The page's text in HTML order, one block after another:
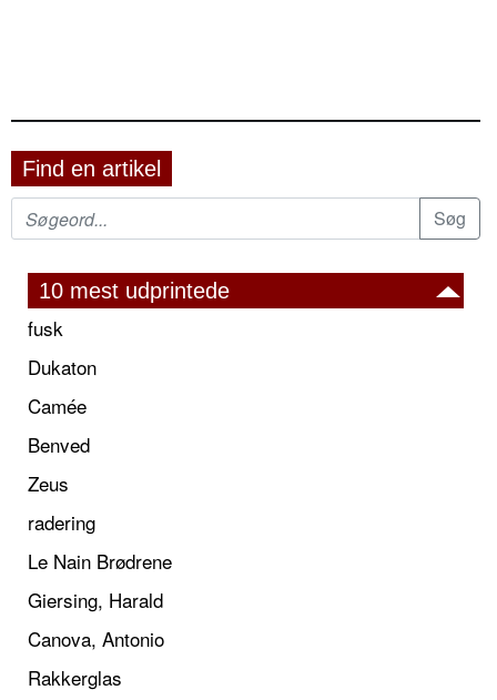
Find en artikel
10 mest udprintede
fusk
Dukaton
Camée
Benved
Zeus
radering
Le Nain Brødrene
Giersing, Harald
Canova, Antonio
Rakkerglas